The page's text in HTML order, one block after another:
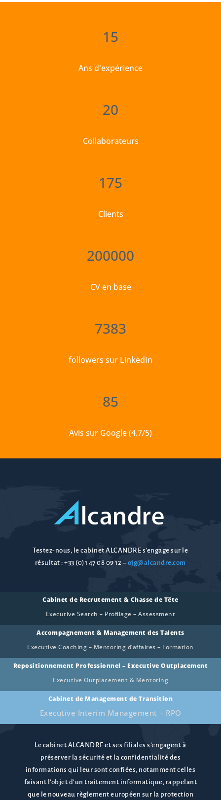
15
Ans d'expérience
20
Collaborateurs
175
Clients
200000
CV en base
7383
followers sur LinkedIn
85
Avis sur Google (4.7/5)
Testez-nous, le cabinet ALCANDRE s’engage sur le
résultat :+33 (0)1 47 08 09 12–ojg@alcandre.com
Cabinet de Recrutement & Chasse de Tête
Executive Search – Profilage – Assessment
Accompagnement & Management des Talents
Executive Coaching – Mentoring d’affaires – Formation
Repositionnement Professionnel – Executive Outplacement
Executive Outplacement & Mentoring
Cabinet de Management de Transition
Executive Interim Management – RPO
Le cabinet ALCANDRE et ses filiales s’engagent à
préserver la sécurité et la confidentialité des
informations qui leur sont confiées, notamment celles
faisant l’objet d’un traitement informatique, rappelant
que le nouveau règlement européen sur la protection